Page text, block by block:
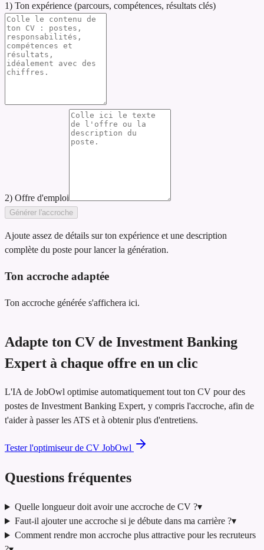
1) Ton expérience (parcours, compétences, résultats clés)
2) Offre d'emploi
Générer l'accroche
Ajoute assez de détails sur ton expérience et une description
complète du poste pour lancer la génération.
Ton accroche adaptée
Ton accroche générée s'affichera ici.
Adapte ton CV de Investment Banking
Expert à chaque offre en un clic
L'IA de JobOwl optimise automatiquement tout ton CV pour des
postes de Investment Banking Expert, y compris l'accroche, afin de
t'aider à passer les ATS et à obtenir plus d'entretiens.
Tester l'optimiseur de CV JobOwl
Questions fréquentes
Quelle longueur doit avoir une accroche de CV ?▾
Faut-il ajouter une accroche si je débute dans ma carrière ?▾
Comment rendre mon accroche plus attractive pour les recruteurs